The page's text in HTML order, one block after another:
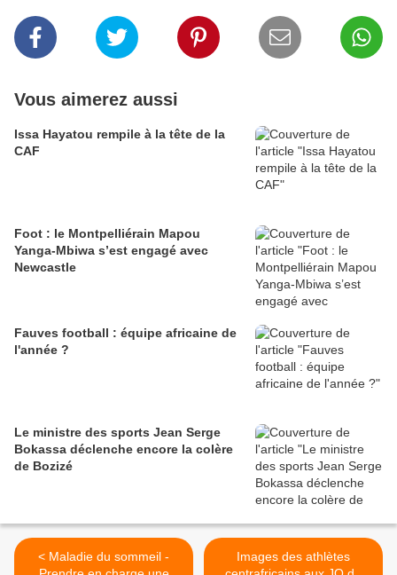
Vous aimerez aussi
Issa Hayatou rempile à la tête de la
CAF
Foot : le Montpelliérain Mapou
Yanga-Mbiwa s’est engagé avec
Newcastle
Fauves football : équipe africaine de
l'année ?
Le ministre des sports Jean Serge
Bokassa déclenche encore la colère
de Bozizé
< Maladie du sommeil -
Images des athlètes